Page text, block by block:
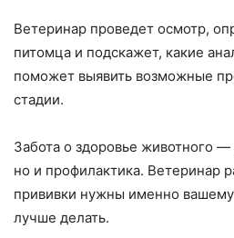
Ветеринар проведет осмотр,
питомца и подскажет, какие
поможет выявить возможные
стадии.
Забота о здоровье животного
но и профилактика. Ветеринар
прививки нужны именно
лучше делать.